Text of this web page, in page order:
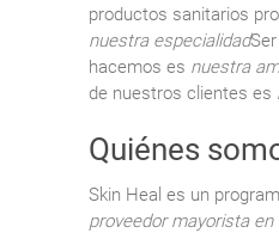
productos sanitarios
nuestra especialidad
hacemos es nuestra
de nuestros clientes es
Quiénes
Skin Heal es un
proveedor mayorista